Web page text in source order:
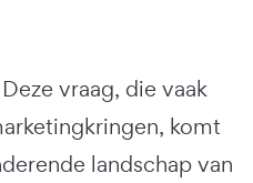
vraag, die vaak
komt
landschap van